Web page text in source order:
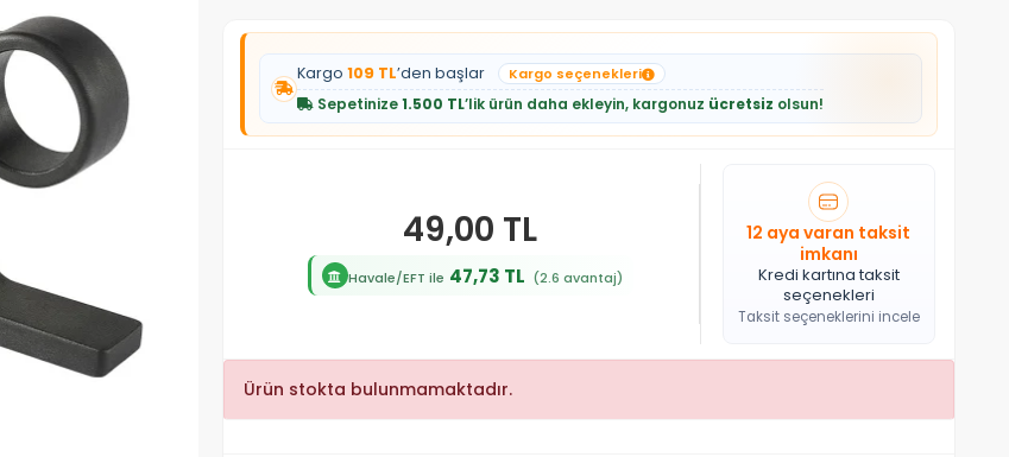
Kargo 109 TL’den başlar Kargo seçenekleri
Sepetinize1.500 TL’lik ürün daha ekleyin, kargonuz ücretsiz olsun!
49,00 TL
Havale/EFT ile 47,73 TL (2.6 avantaj)
12 aya varan taksit
imkanı
Kredi kartına taksit
seçenekleri
Taksit seçeneklerini incele
Ürün stokta bulunmamaktadır.